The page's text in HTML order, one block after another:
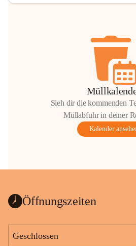
Sieh dir die kommenden
Müllabfuhr in deiner
Kalender
Öffnungszeiten
Geschlossen